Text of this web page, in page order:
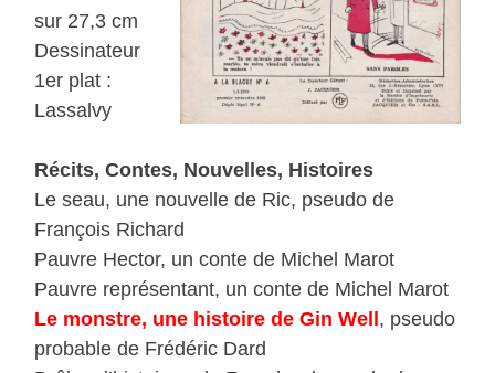
sur 27,3 cm
Dessinateur
1er plat :
Lassalvy
Récits, Contes, Nouvelles, Histoires
Le seau, une nouvelle de Ric, pseudo de
François Richard
Pauvre Hector, un conte de Michel Marot
Pauvre représentant, un conte de Michel Marot
Le monstre, une histoire de Gin Well , pseudo
probable de Frédéric Dard